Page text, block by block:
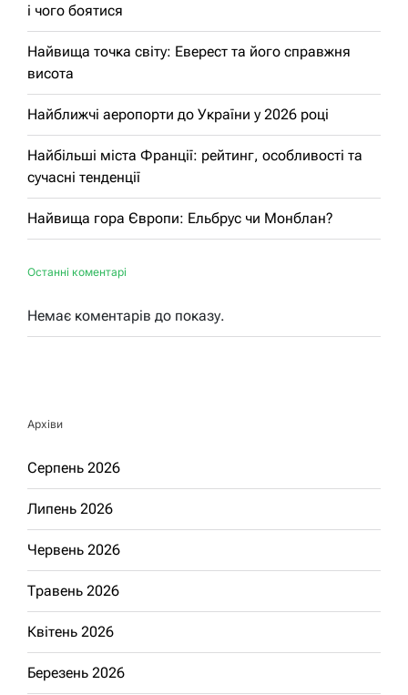
і чого боятися
Найвища точка світу: Еверест та його справжня
висота
Найближчі аеропорти до України у 2026 році
Найбільші міста Франції: рейтинг, особливості та
сучасні тенденції
Найвища гора Європи: Ельбрус чи Монблан?
Останні коментарі
Немає коментарів до показу.
Архіви
Серпень 2026
Липень 2026
Червень 2026
Травень 2026
Квітень 2026
Березень 2026